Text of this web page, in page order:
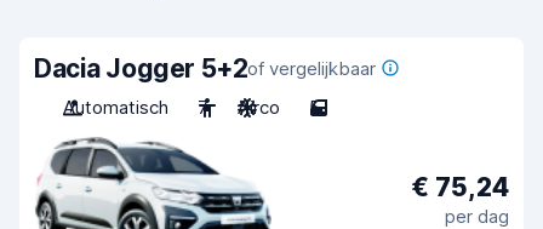
Dacia Jogger 5+2of vergelijkbaar
Automatisch
7 Airco 5
€ 75,24
per dag